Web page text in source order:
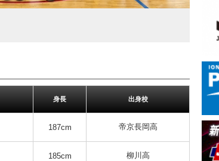
身長 出身校
187cm 帝京長岡高
185cm 柳川高